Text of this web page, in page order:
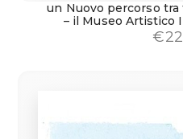
un Nuovo percorso
– il Museo Artistico
€